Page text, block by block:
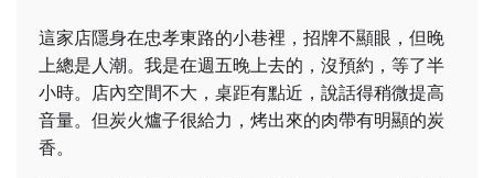
這家店隱身在忠孝東路的小巷裡，招牌不顯眼，但晚
上總是人潮。我是在週五晚上去的，沒預約，等了半
小時。店內空間不大，桌距有點近，說話得稍微提高
音量。但炭火爐子很給力，烤出來的肉帶有明顯的炭
香。